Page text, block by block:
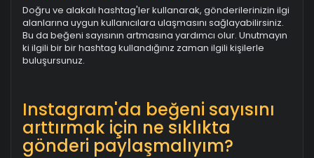
Doğru ve alakalı hashtag'ler kullanarak, gönderilerinizin ilgi
alanlarına uygun kullanıcılara ulaşmasını sağlayabilirsiniz.
Bu da beğeni sayısının artmasına yardımcı olur. Unutmayın
ki ilgili bir bir hashtag kullandığınız zaman ilgili kişilerle
buluşursunuz.
Instagram'da beğeni sayısını
arttırmak için ne sıklıkta
gönderi paylaşmalıyım?